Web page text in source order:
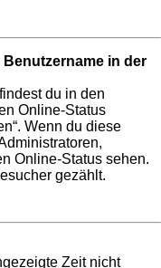
in der
du in den
Online-Status
Wenn du diese
Online-Status sehen.
gezählt.
Zeit nicht